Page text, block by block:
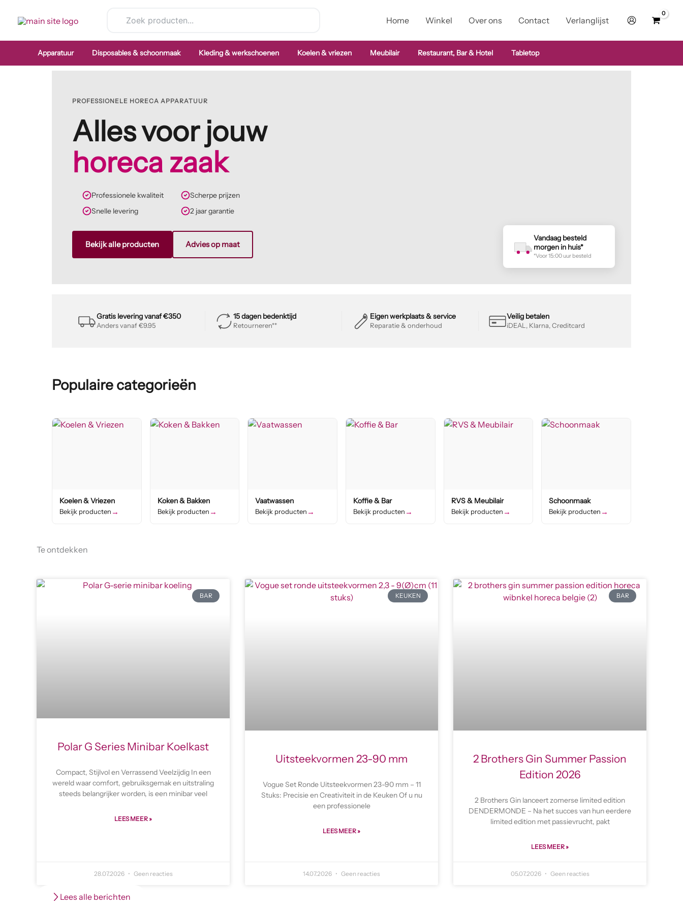
inhoud
Home Winkel Over ons Contact Verlanglijst
Apparatuur Disposables & schoonmaak Kleding & werkschoenen Koelen & vriezen Meubilair Restaurant, Bar & Hotel Tabletop
PROFESSIONELE HORECA APPARATUUR
Alles voor jouw
horeca zaak
Professionele kwaliteit
Scherpe prijzen
Snelle levering
2 jaar garantie
Bekijk alle producten Advies op maat
Vandaag besteld
morgen in huis*
*Voor 15:00 uur besteld
Gratis levering vanaf €350
Anders vanaf €9.95
15 dagen bedenktijd
Retourneren**
Eigen werkplaats & service
Reparatie & onderhoud
Veilig betalen
iDEAL, Klarna, Creditcard
Populaire categorieën
Koelen & Vriezen
Bekijk producten →
Koken & Bakken
Bekijk producten →
Vaatwassen
Bekijk producten →
Koffie & Bar
Bekijk producten →
RVS & Meubilair
Bekijk producten →
Schoonmaak
Bekijk producten →
Te ontdekken
BAR
Polar G Series Minibar Koelkast
Compact, Stijlvol en Verrassend Veelzijdig In een
wereld waar comfort, gebruiksgemak en uitstraling
steeds belangrijker worden, is een minibar veel
LEES MEER »
28.07.2026 Geen reacties
KEUKEN
Uitsteekvormen 23-90 mm
Vogue Set Ronde Uitsteekvormen 23-90 mm – 11
Stuks: Precisie en Creativiteit in de Keuken Of u nu
een professionele
LEES MEER »
14.07.2026 Geen reacties
BAR
2 Brothers Gin Summer Passion
Edition 2026
2 Brothers Gin lanceert zomerse limited edition
DENDERMONDE – Na het succes van hun eerdere
limited edition met passievrucht, pakt
LEES MEER »
05.07.2026 Geen reacties
Lees alle berichten